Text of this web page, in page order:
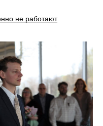
не работают